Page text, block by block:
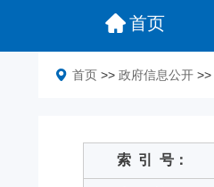
首页
首页 >> 政府信息公开 >>
索 引 号：